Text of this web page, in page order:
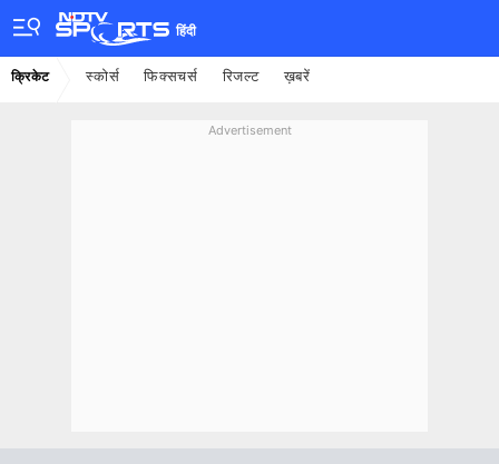
हिंदी
क्रिकेट स्कोर्स फिक्सचर्स रिजल्ट ख़बरें
Advertisement